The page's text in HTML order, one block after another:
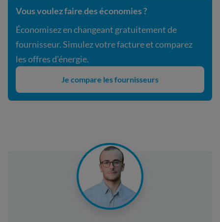
Vous voulez faire des économies ?
Économisez en changeant gratuitement de
fournisseur. Simulez votre facture et comparez
les offres d'énergie.
Je compare les fournisseurs